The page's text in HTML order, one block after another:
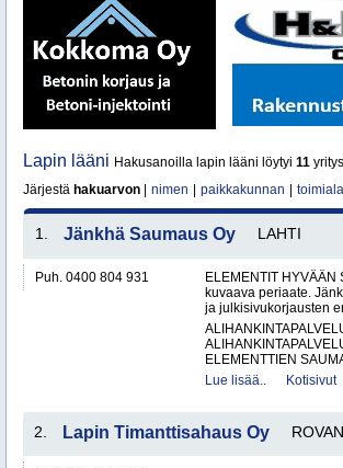
Lapin lääni Hakusanoilla lapin lääni löytyi 11
Järjestä hakuarvon nimen paikkakunnan
1. Jänkhä Saumaus Oy LAHTI
Puh. 0400 804 931
ELEMENTIT
kuvaava periaate.
ja julkisivukorjausten
ELEMENTTIEN
Lue lisää..
Kotisivut
2. Lapin Timanttisahaus Oy